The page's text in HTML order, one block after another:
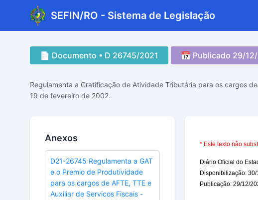
SEFIN/RO - Sistema de Legislação
📄 Documento • D 26745/2021 📅 Publicado 29/
Regulamenta a Gratificação de Atividade Tributária para os cargos
19 de fevereiro de 2002.
Anexos
D21-26745 Regulamenta a GAT
e o Premio de Produtividade
para os cargos de AFTE, TTE e
Auxiliar de Servicos Fiscais -